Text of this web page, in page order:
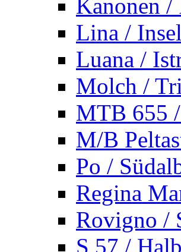
Kanonen
Lina /
Luana /
Molch /
MTB 655
M/B
Po /
Regina
Rovigno /
S 57 /